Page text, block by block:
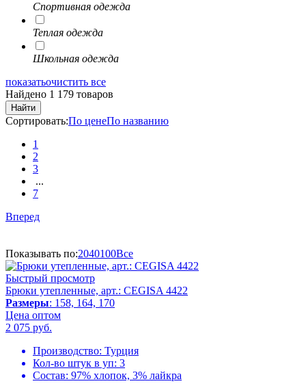
Спортивная одежда
Теплая одежда
Школьная одежда
показатьочистить все
Найдено 1 179 товаров
Найти
Сортировать:По ценеПо названию
1
2
3
...
7
Вперед
Показывать по:2040100Все
Быстрый просмотр
Брюки утепленные, арт.: CEGISA 4422
Размеры: 158, 164, 170
Цена оптом
2 075 руб.
Производство: Турция
Кол-во штук в уп: 3
Состав: 97% хлопок, 3% лайкра